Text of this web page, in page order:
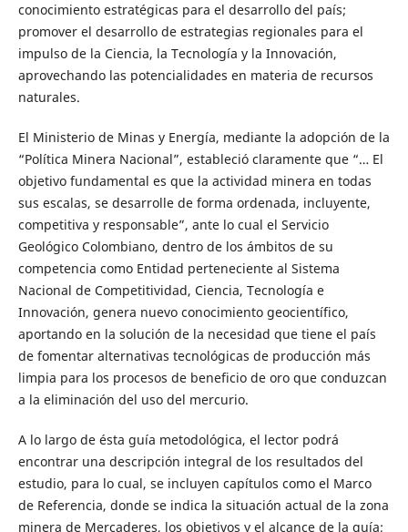
conocimiento estratégicas para el desarrollo del país;
promover el desarrollo de estrategias regionales para el
impulso de la Ciencia, la Tecnología y la Innovación,
aprovechando las potencialidades en materia de recursos
naturales.
El Ministerio de Minas y Energía, mediante la adopción de la
“Política Minera Nacional”, estableció claramente que “… El
objetivo fundamental es que la actividad minera en todas
sus escalas, se desarrolle de forma ordenada, incluyente,
competitiva y responsable”, ante lo cual el Servicio
Geológico Colombiano, dentro de los ámbitos de su
competencia como Entidad perteneciente al Sistema
Nacional de Competitividad, Ciencia, Tecnología e
Innovación, genera nuevo conocimiento geocientífico,
aportando en la solución de la necesidad que tiene el país
de fomentar alternativas tecnológicas de producción más
limpia para los procesos de beneficio de oro que conduzcan
a la eliminación del uso del mercurio.
A lo largo de ésta guía metodológica, el lector podrá
encontrar una descripción integral de los resultados del
estudio, para lo cual, se incluyen capítulos como el Marco
de Referencia, donde se indica la situación actual de la zona
minera de Mercaderes, los objetivos y el alcance de la guía;